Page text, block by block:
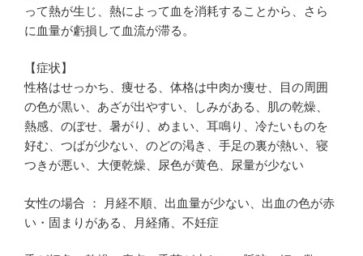
って熱が生じ、熱によって血を消耗することから、さら
に血量が虧損して血流が滞る。
【症状】
性格はせっかち、痩せる、体格は中肉か痩せ、目の周囲
の色が黒い、あざが出やすい、しみがある、肌の乾燥、
熱感、のぼせ、暑がり、めまい、耳鳴り、冷たいものを
好む、つばが少ない、のどの渇き、手足の裏が熱い、寝
つきが悪い、大便乾燥、尿色が黄色、尿量が少ない
女性の場合 ： 月経不順、出血量が少ない、出血の色が赤
い・固まりがある、月経痛、不妊症